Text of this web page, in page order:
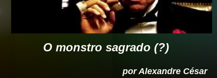
O monstro sagrado (?)
por Alexandre César